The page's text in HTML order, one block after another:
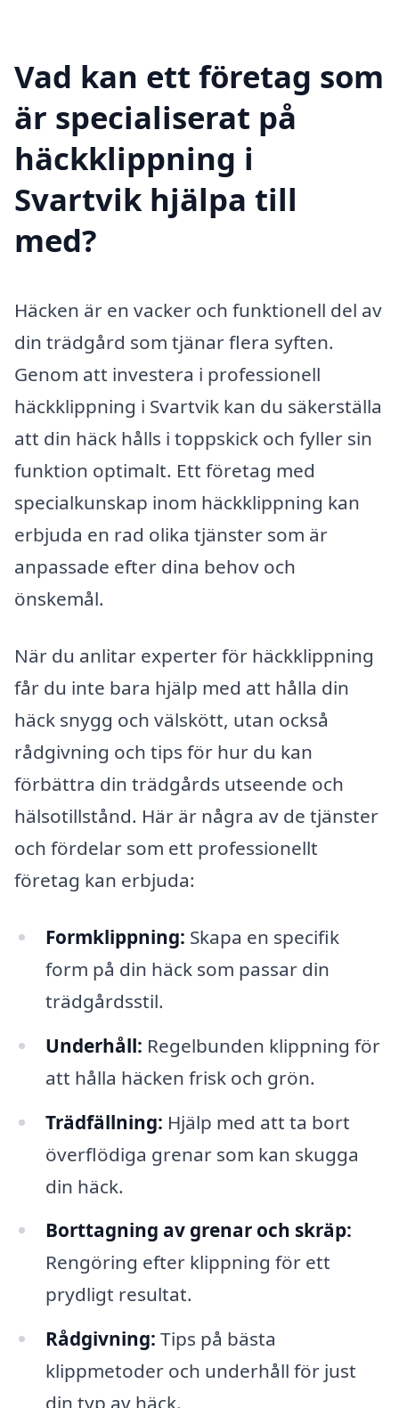
Vad kan ett företag som
är specialiserat på
häckklippning i
Svartvik hjälpa till
med?
Häcken är en vacker och funktionell del av
din trädgård som tjänar flera syften.
Genom att investera i professionell
häckklippning i Svartvik kan du säkerställa
att din häck hålls i toppskick och fyller sin
funktion optimalt. Ett företag med
specialkunskap inom häckklippning kan
erbjuda en rad olika tjänster som är
anpassade efter dina behov och
önskemål.
När du anlitar experter för häckklippning
får du inte bara hjälp med att hålla din
häck snygg och välskött, utan också
rådgivning och tips för hur du kan
förbättra din trädgårds utseende och
hälsotillstånd. Här är några av de tjänster
och fördelar som ett professionellt
företag kan erbjuda:
Formklippning: Skapa en specifik
form på din häck som passar din
trädgårdsstil.
Underhåll: Regelbunden klippning för
att hålla häcken frisk och grön.
Trädfällning: Hjälp med att ta bort
överflödiga grenar som kan skugga
din häck.
Borttagning av grenar och skräp:
Rengöring efter klippning för ett
prydligt resultat.
Rådgivning: Tips på bästa
klippmetoder och underhåll för just
din typ av häck.